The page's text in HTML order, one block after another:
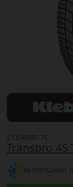
Transpro 4S
215/60R17C
NÉGYÉVSZAKOS